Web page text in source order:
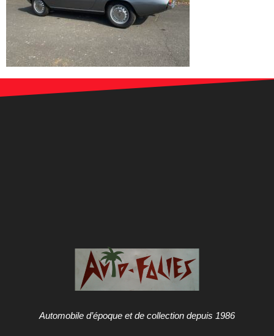
Automobile d’époque et de collection depuis 1986